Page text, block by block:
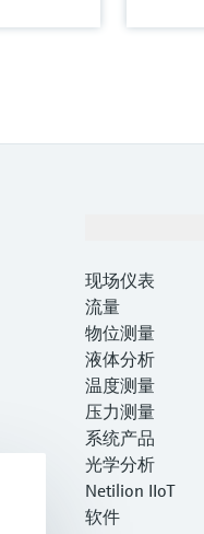
现场仪表
流量
物位测量
液体分析
温度测量
压力测量
系统产品
光学分析
Netilion IIoT
软件